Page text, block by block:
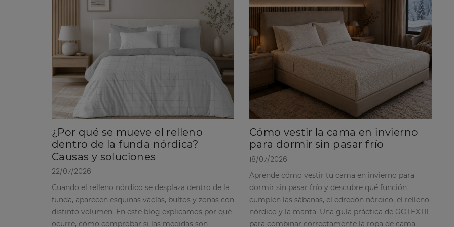
¿Por qué se mueve el relleno
dentro de la funda nórdica?
Causas y soluciones
22/07/2026
Cuando el relleno nórdico se desplaza dentro de la
funda, aparecen esquinas vacías, bultos y zonas con
distinto volumen. En este blog explicamos por qué
ocurre, cómo comprobar si las medidas son
Cómo vestir la cama en invierno
para dormir sin pasar frío
18/07/2026
Aprende cómo vestir tu cama en invierno para
dormir sin pasar frío y descubre qué función
cumplen las sábanas, el edredón nórdico, el relleno
nórdico y la manta. Una guía práctica de GOTEXTIL
para combinar correctamente la ropa de cama